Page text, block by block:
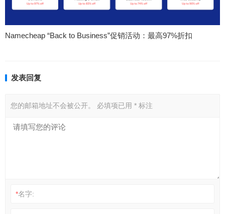
Namecheap “Back to Business”促销活动：最高97%折扣
发表回复
您的邮箱地址不会被公开。 必填项已用 * 标注
*名字: